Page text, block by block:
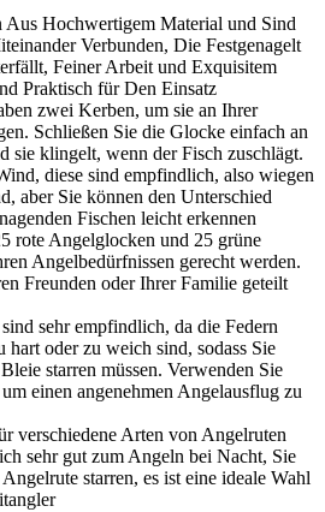
Hochwertigem Material und Sind
Verbunden, Die Festgenagelt
Feiner Arbeit und Exquisitem
Praktisch für Den Einsatz
zwei Kerben, um sie an Ihrer
Schließen Sie die Glocke einfach an
sie klingelt, wenn der Fisch zuschlägt.
diese sind empfindlich, also wiegen
aber Sie können den Unterschied
Fischen leicht erkennen
rote Angelglocken und 25 grüne
Angelbedürfnissen gerecht werden.
Freunden oder Ihrer Familie geteilt
sehr empfindlich, da die Federn
oder zu weich sind, sodass Sie
starren müssen. Verwenden Sie
einen angenehmen Angelausflug zu
verschiedene Arten von Angelruten
sehr gut zum Angeln bei Nacht, Sie
starren, es ist eine ideale Wahl